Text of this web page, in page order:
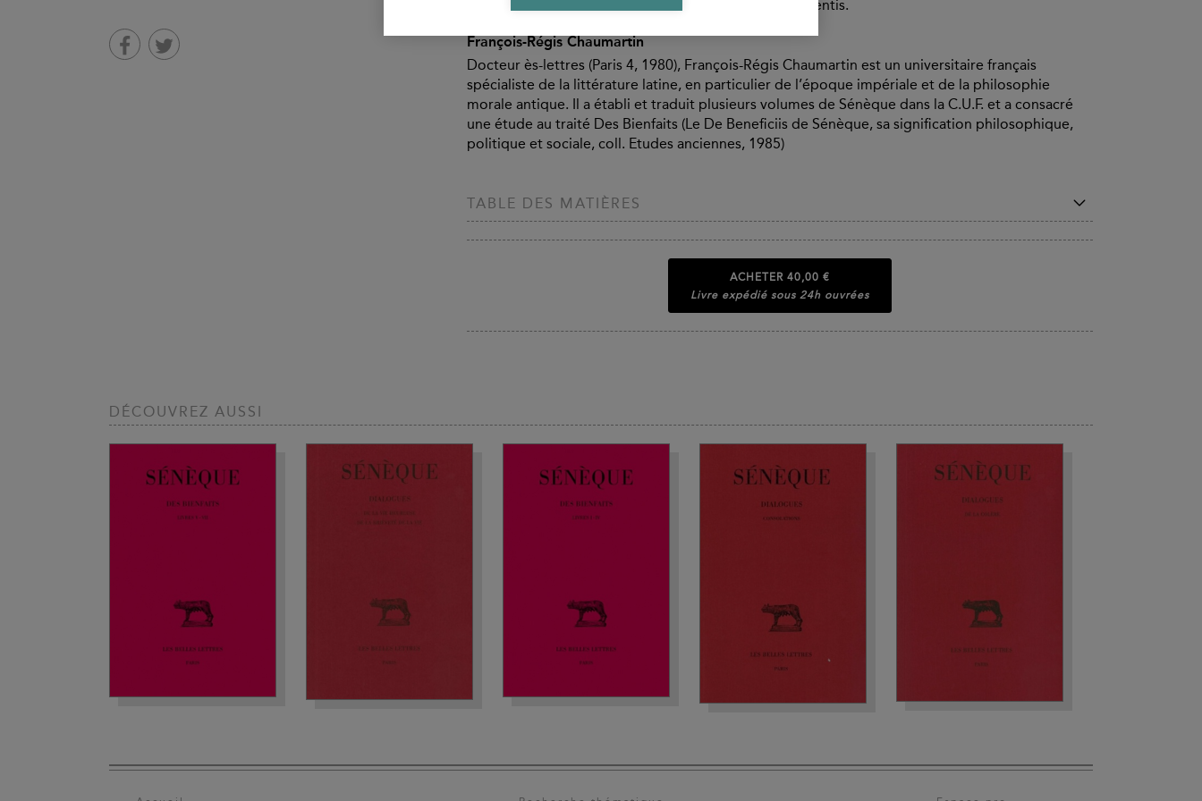
De vita beata, le De beneficiis et le De constantia sapientis.
François-Régis Chaumartin
Docteur ès-lettres (Paris 4, 1980), François-Régis Chaumartin est un universitaire français
spécialiste de la littérature latine, en particulier de l’époque impériale et de la philosophie
morale antique. Il a établi et traduit plusieurs volumes de Sénèque dans la C.U.F. et a consacré
une étude au traité Des Bienfaits (Le De Beneficiis de Sénèque, sa signification philosophique,
politique et sociale, coll. Etudes anciennes, 1985)
TABLE DES MATIÈRES
ACHETER 40,00 €
Livre expédié sous 24h ouvrées
DÉCOUVREZ AUSSI